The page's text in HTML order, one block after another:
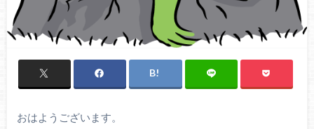
おはようございます。